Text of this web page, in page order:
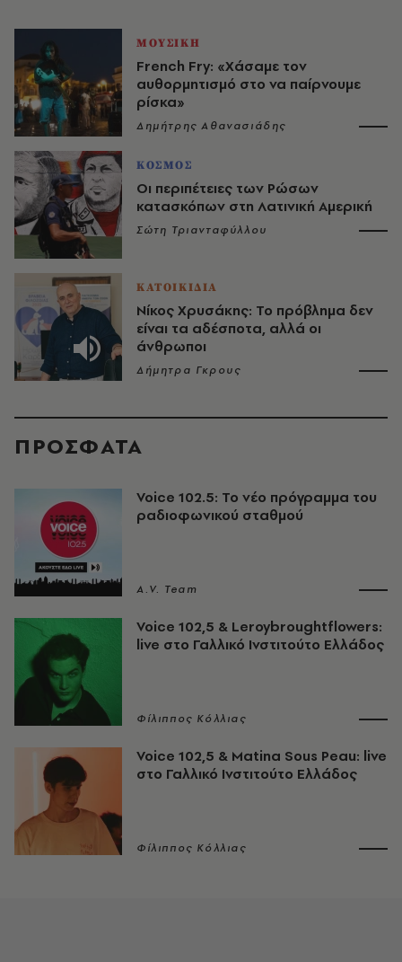
ΜΟΥΣΙΚΗ
French Fry: «Χάσαμε τον
αυθορμητισμό στο να παίρνουμε
ρίσκα»
Δημήτρης Αθανασιάδης
ΚΟΣΜΟΣ
Οι περιπέτειες των Ρώσων
κατασκόπων στη Λατινική Αμερική
Σώτη Τριανταφύλλου
ΚΑΤΟΙΚΙΔΙΑ
Νίκος Χρυσάκης: Το πρόβλημα δεν
είναι τα αδέσποτα, αλλά οι
άνθρωποι
Δήμητρα Γκρους
ΠΡΟΣΦΑΤΑ
Voice 102.5: Το νέο πρόγραμμα του
ραδιοφωνικού σταθμού
A.V. Team
Voice 102,5 & Leroybroughtflowers:
live στο Γαλλικό Ινστιτούτο Ελλάδος
Φίλιππος Κόλλιας
Voice 102,5 & Matina Sous Peau: live
στο Γαλλικό Ινστιτούτο Ελλάδος
Φίλιππος Κόλλιας